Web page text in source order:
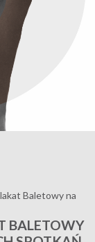
Baletowy na
BALETOWY